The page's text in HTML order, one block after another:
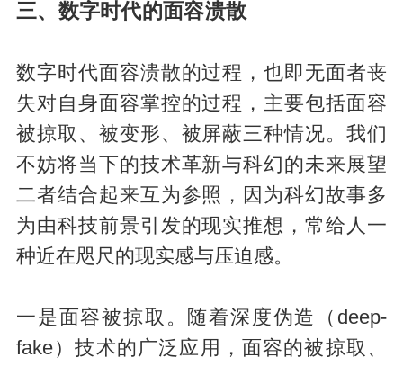
三、数字时代的面容溃散
数字时代面容溃散的过程，也即无面者丧
失对自身面容掌控的过程，主要包括面容
被掠取、被变形、被屏蔽三种情况。我们
不妨将当下的技术革新与科幻的未来展望
二者结合起来互为参照，因为科幻故事多
为由科技前景引发的现实推想，常给人一
种近在咫尺的现实感与压迫感。
一是面容被掠取。随着深度伪造（deep-
fake）技术的广泛应用，面容的被掠取、